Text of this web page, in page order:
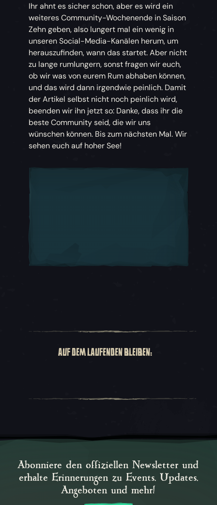
Ihr ahnt es sicher schon, aber es wird ein
weiteres Community-Wochenende in Saison
Zehn geben, also lungert mal ein wenig in
unseren Social-Media-Kanälen herum, um
herauszufinden, wann das startet. Aber nicht
zu lange rumlungern, sonst fragen wir euch,
ob wir was von eurem Rum abhaben können,
und das wird dann irgendwie peinlich. Damit
der Artikel selbst nicht noch peinlich wird,
beenden wir ihn jetzt so: Danke, dass ihr die
beste Community seid, die wir uns
wünschen können. Bis zum nächsten Mal. Wir
sehen euch auf hoher See!
AUF DEM LAUFENDEN BLEIBEN:
Abonniere den offiziellen Newsletter und
erhalte Erinnerungen zu Events, Updates,
Angeboten und mehr!